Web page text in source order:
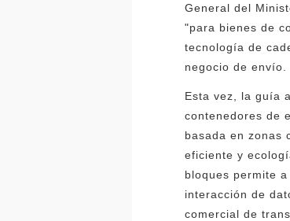
General del
"para bienes de
tecnología de
negocio de envío.
Esta vez, la guía
contenedores de
basada en zonas
eficiente y
bloques permite
interacción de
comercial de